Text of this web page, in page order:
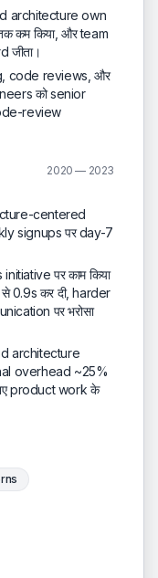
architecture own
कम किया, और team
जीता।
code reviews, और
को senior
review
2020 — 2023
centered
signups पर day-7
पर काम किया
0.9s कर दी, harder
पर भरोसा
architecture
overhead ~25%
product work के